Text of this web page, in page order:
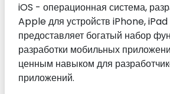
iOS - операционная система,
Apple для устройств iPhone,
предоставляет богатый набор
разработки мобильных
ценным навыком для
приложений.